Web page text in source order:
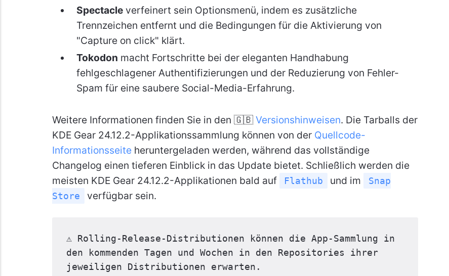
Spectacleverfeinert sein Optionsmenü, indem es zusätzliche
Trennzeichen entfernt und die Bedingungen für die Aktivierung von
"Capture on click" klärt.
Tokodon macht Fortschritte bei der eleganten Handhabung
fehlgeschlagener Authentifizierungen und der Reduzierung von Fehler-
Spam für eine saubere Social-Media-Erfahrung.
Weitere Informationen finden Sie in den 🇬🇧Versionshinweisen. Die Tarballs der
KDE Gear 24.12.2-Applikationssammlung können von der Quellcode-
Informationsseiteheruntergeladen werden, während das vollständige
Changelog einen tieferen Einblick in das Update bietet. Schließlich werden die
meisten KDE Gear 24.12.2-Applikationen bald auf
Flathub und im
Snap
Store
verfügbar sein.
⚠️ Rolling-Release-Distributionen können die App-Sammlung in
den kommenden Tagen und Wochen in den Repositories ihrer
jeweiligen Distributionen erwarten.